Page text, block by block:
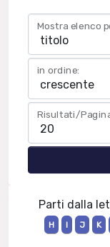
Mostra elenco
in ordine:
Risultati/
Parti dalla
H
I J K